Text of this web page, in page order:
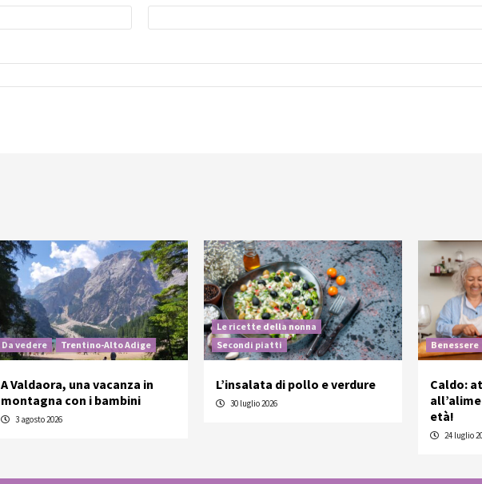
Da vedere Trentino-Alto Adige
A Valdaora, una vacanza in
montagna con i bambini
3 agosto 2026
Le ricette della nonna
Secondi piatti
L’insalata di pollo e verdure
30 luglio 2026
Benessere
Caldo:
età!
24 luglio